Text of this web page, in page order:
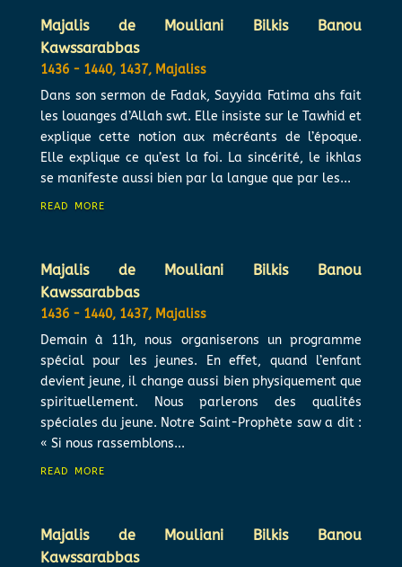
Majalis de Mouliani Bilkis Banou
Kawssarabbas
1436 - 1440, 1437, Majaliss
Dans son sermon de Fadak, Sayyida Fatima ahs fait
les louanges d’Allah swt. Elle insiste sur le Tawhid et
explique cette notion aux mécréants de l’époque.
Elle explique ce qu’est la foi. La sincérité, le ikhlas
se manifeste aussi bien par la langue que par les...
read more
Majalis de Mouliani Bilkis Banou
Kawssarabbas
1436 - 1440, 1437, Majaliss
Demain à 11h, nous organiserons un programme
spécial pour les jeunes. En effet, quand l’enfant
devient jeune, il change aussi bien physiquement que
spirituellement. Nous parlerons des qualités
spéciales du jeune. Notre Saint-Prophète saw a dit :
« Si nous rassemblons...
read more
Majalis de Mouliani Bilkis Banou
Kawssarabbas